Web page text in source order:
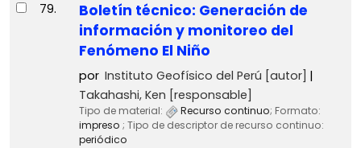
79.
Boletín técnico: Generación de
información y monitoreo del
Fenómeno El Niño
por Instituto Geofísico del Perú [autor]
Takahashi, Ken [responsable]
Tipo de material: Recurso continuo; Formato:
impreso ; Tipo de descriptor de recurso continuo:
periódico